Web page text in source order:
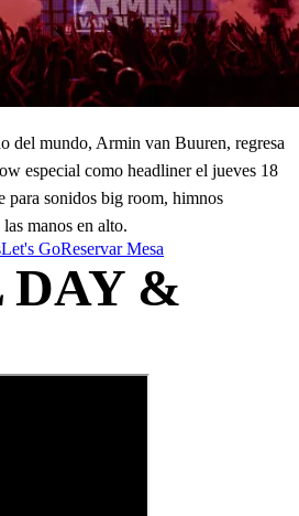
del mundo, Armin van Buuren, regresa
especial como headliner el jueves 18
para sonidos big room, himnos
manos en alto.
Let's GoReservar Mesa
DAY &